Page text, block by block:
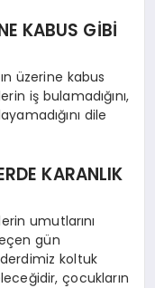
KABUS GİBİ
üzerine kabus
iş bulamadığını,
dile
KARANLIK
umutlarını
gün
derdimiz koltuk
çocukların